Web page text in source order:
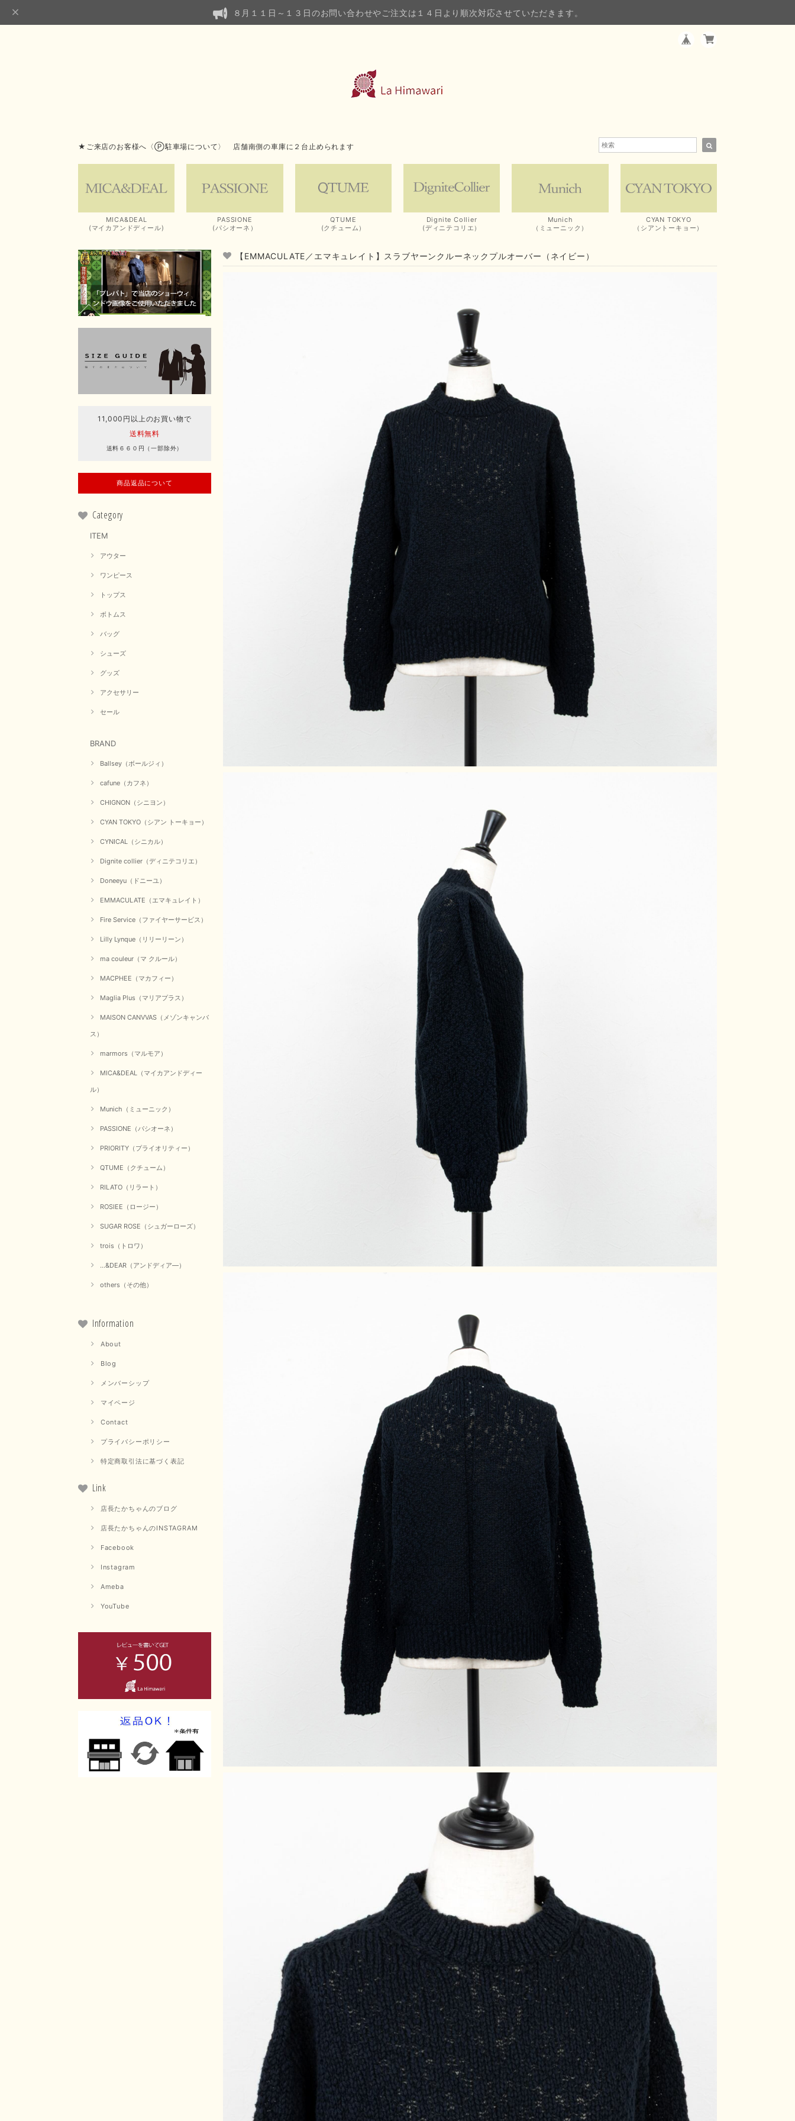
８月１１日～１３日のお問い合わせやご注文は１４日より順次対応させていただきます。
★ご来店のお客様へ〈Ⓟ駐車場について〉 店舗南側の車庫に２台止められます
MICA&DEAL
(マイカアンドディール)
PASSIONE
(パシオーネ）
QTUME
(クチューム）
Dignite Collier
(ディニテコリエ）
Munich
（ミューニック）
CYAN TOKYO
（シアントーキョー）
11,000円以上のお買い物で
送料無料
送料６６０円（一部除外）
商品返品について
Category
ITEM
アウター
ワンピース
トップス
ボトムス
バッグ
シューズ
グッズ
アクセサリー
セール
BRAND
Ballsey（ボールジィ）
cafune（カフネ）
CHIGNON（シニヨン）
CYAN TOKYO（シアン トーキョー）
CYNICAL（シニカル）
Dignite collier（ディニテコリエ）
Doneeyu（ドニーユ）
EMMACULATE（エマキュレイト）
Fire Service（ファイヤーサービス）
Lilly Lynque（リリーリーン）
ma couleur（マ クルール）
MACPHEE（マカフィー）
Maglia Plus（マリアプラス）
MAISON CANVVAS（メゾンキャンバ
ス）
marmors（マルモア）
MICA&DEAL（マイカアンドディー
ル）
Munich（ミューニック）
PASSIONE（パシオーネ）
PRIORITY（プライオリティー）
QTUME（クチューム）
RILATO（リラート）
ROSIEE（ロージー）
SUGAR ROSE（シュガーローズ）
trois（トロワ）
...&DEAR（アンドディア―）
others（その他）
Information
About
Blog
メンバーシップ
マイページ
Contact
プライバシーポリシー
特定商取引法に基づく表記
Link
店長たかちゃんのブログ
店長たかちゃんのINSTAGRAM
Facebook
Instagram
Ameba
YouTube
【EMMACULATE／エマキュレイト】スラブヤーンクルーネックプルオーバー（ネイビー）